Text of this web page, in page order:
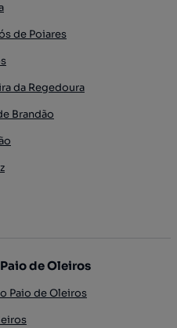
de Poiares
da Regedoura
Brandão
de Oleiros
Paio de Oleiros